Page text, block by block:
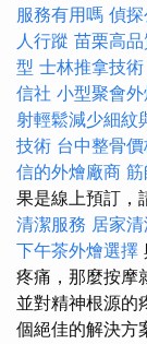
服務有用嗎 偵
人行蹤 苗栗高
型 士林推拿技術
信社 小型聚會
射輕鬆減少細紋
技術 台中整骨價
信的外燴廠商
果是線上預訂，
清潔服務 居家
下午茶外燴選擇
疼痛，那麼按摩
並對精神根源的
個絕佳的解決方